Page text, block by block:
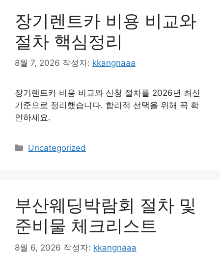
장기렌트카 비용 비교와
절차 핵심정리
8월 7, 2026 작성자: kkangnaaa
장기렌트카 비용 비교와 신청 절차를 2026년 최신
기준으로 정리했습니다. 합리적 선택을 위해 꼭 확
인하세요.
카
Uncategorized
부산웨딩박람회 절차 및
준비물 체크리스트
8월 6, 2026 작성자: kkangnaaa